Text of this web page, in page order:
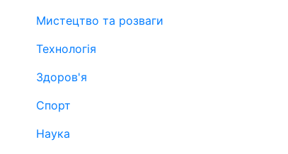
Мистецтво та розваги
Технологія
Здоров'я
Спорт
Наука